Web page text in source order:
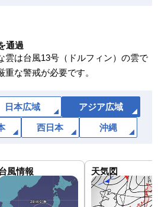
通過
雲は台風13号（ドルフィン）の雲で
な警戒が必要です。
日本広域 アジア広域
西日本 沖縄
風情報 天気図